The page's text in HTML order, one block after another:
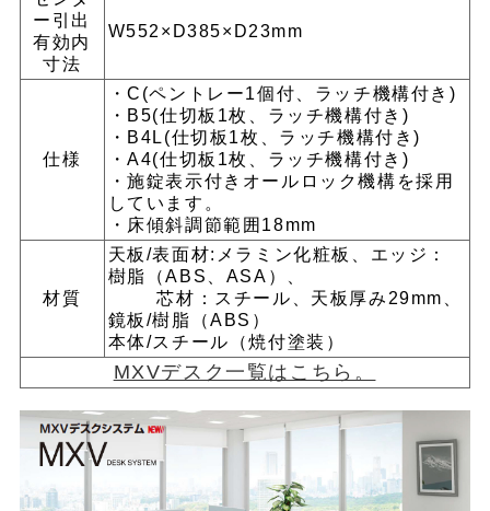
ー引出
有効内
寸法
W552×D385×D23mm
仕様
・C(ペントレー1個付、ラッチ機構付き)
・B5(仕切板1枚、ラッチ機構付き)
・B4L(仕切板1枚、ラッチ機構付き)
・A4(仕切板1枚、ラッチ機構付き)
・施錠表示付きオールロック機構を採用
しています。
・床傾斜調節範囲18mm
材質
天板/表面材:メラミン化粧板、エッジ：
樹脂（ABS、ASA）、
芯材：スチール、天板厚み29mm、
鏡板/樹脂（ABS）
本体/スチール（焼付塗装）
MXVデスク一覧はこちら。